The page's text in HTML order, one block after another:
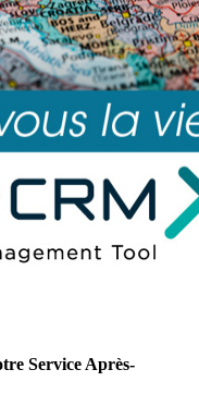
Service Après-